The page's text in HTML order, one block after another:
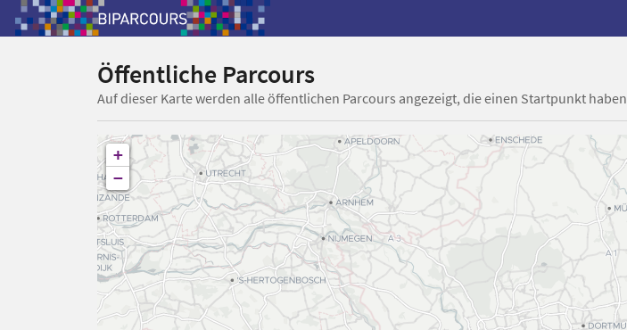
Öffentliche Parcours
Auf dieser Karte werden alle öffentlichen Parcours angezeigt, die einen Startpunkt haben
+
−